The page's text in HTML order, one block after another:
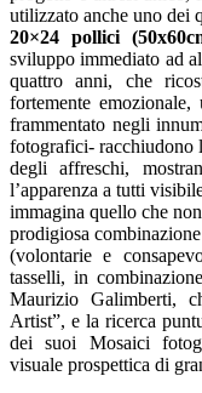
utilizzato anche uno dei
20×24 pollici
sviluppo immediato ad
quattro anni, che
fortemente
frammentato negli
fotografici- racchiudono
degli affreschi,
l’apparenza a tutti
immagina quello che
prodigiosa
(volontarie e
tasselli, in
Maurizio Galimberti,
Artist”, e la ricerca
dei suoi Mosaici
visuale prospettica di